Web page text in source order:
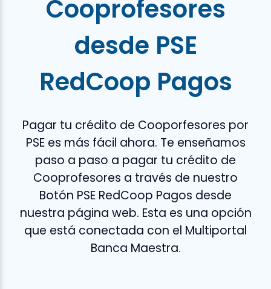
Cooprofesores
desde PSE
RedCoop Pagos
Pagar tu crédito de Cooporfesores por
PSE es más fácil ahora. Te enseñamos
paso a paso a pagar tu crédito de
Cooprofesores a través de nuestro
Botón PSE RedCoop Pagos desde
nuestra página web. Esta es una opción
que está conectada con el Multiportal
Banca Maestra.